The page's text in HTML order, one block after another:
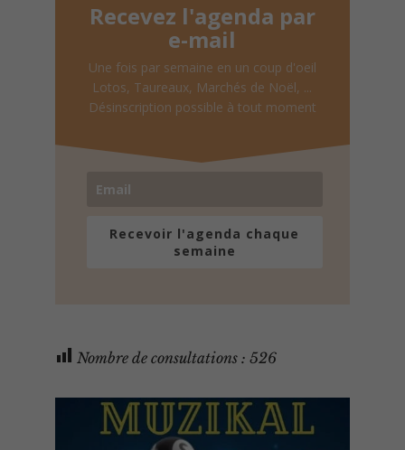
Recevez l'agenda par
e-mail
Une fois par semaine en un coup d'oeil
Lotos, Taureaux, Marchés de Noël, ...
Désinscription possible à tout moment
Recevoir l'agenda chaque
semaine
Nombre de consultations : 526